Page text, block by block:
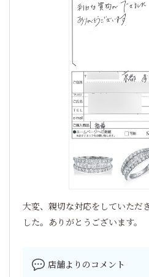
大変、親切な対応をしていただ
した。ありがとうございます。
店舗よりのコメント